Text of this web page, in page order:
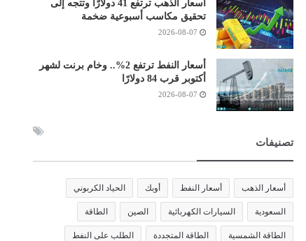
أسعار الذهب ترتفع 41 دولارًا وتتجه إلى
تحقيق مكاسب أسبوعية ضخمة
2026-08-07
أسعار النفط ترتفع 2%.. وخام برنت لشهر
أكتوبر قرب 84 دولارًا
2026-08-07
تصنيفات
أسعار الذهب أسعار النفط أوبك الحياد الكربوني
السعودية السيارات الكهربائية الصين الطاقة
الطاقة الشمسية الطاقة المتجددة الطلب على النفط